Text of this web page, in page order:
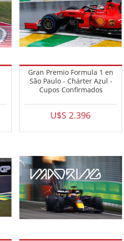
Gran Premio Formula 1 en
São Paulo - Chárter Azul -
Cupos Confirmados
U$S 2.396